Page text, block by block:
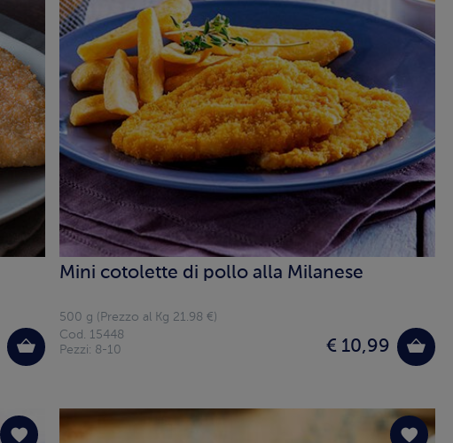
Mini cotolette di pollo alla Milanese
500 g (Prezzo al Kg 21.98 €)
€ 10,99
Cod. 15448
Pezzi: 8-10